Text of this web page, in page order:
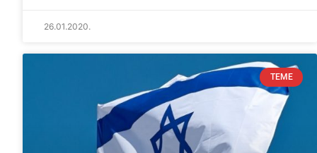
26.01.2020.
TEME